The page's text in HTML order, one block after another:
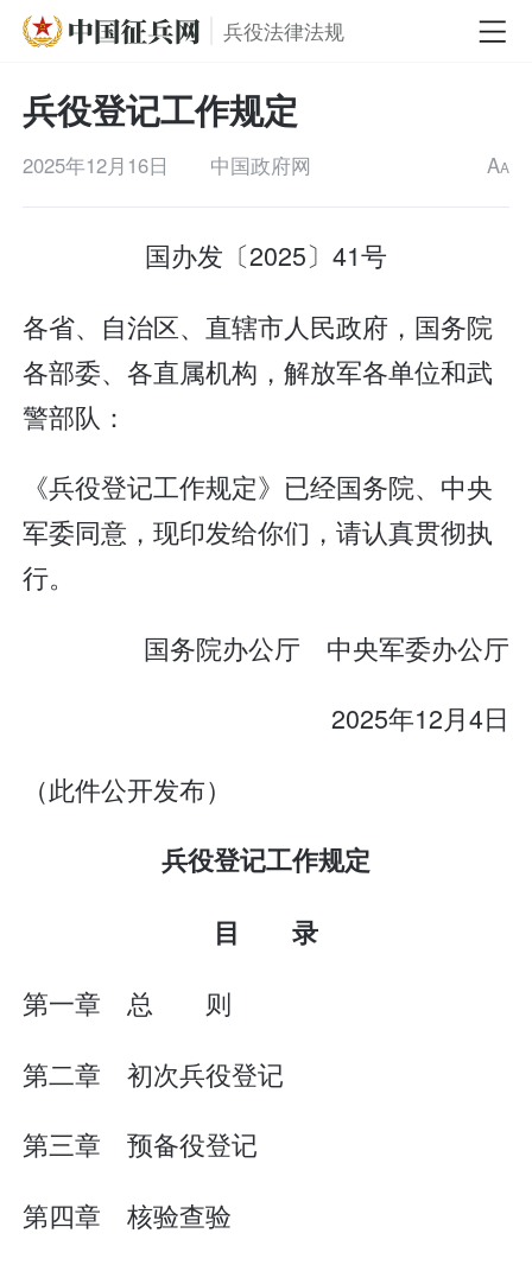
兵役法律法规
兵役登记工作规定
2025年12月16日 中国政府网 AA
国办发〔2025〕41号
各省、自治区、直辖市人民政府，国务院
各部委、各直属机构，解放军各单位和武
警部队：
《兵役登记工作规定》已经国务院、中央
军委同意，现印发给你们，请认真贯彻执
行。
国务院办公厅 中央军委办公厅
2025年12月4日
（此件公开发布）
兵役登记工作规定
目 录
第一章 总 则
第二章 初次兵役登记
第三章 预备役登记
第四章 核验查验